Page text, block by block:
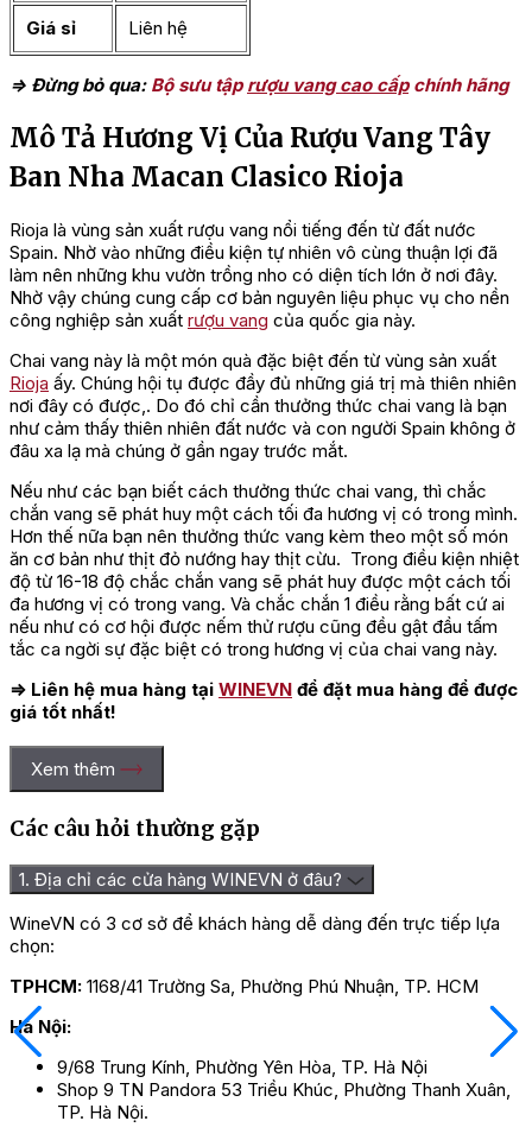
Giá sỉ
Liên hệ
=> Đừng bỏ qua: Bộ sưu tập rượu vang cao cấp chính hãng
Mô Tả Hương Vị Của Rượu Vang Tây
Ban Nha Macan Clasico Rioja
Rioja là vùng sản xuất rượu vang nổi tiếng đến từ đất nước
Spain. Nhờ vào những điều kiện tự nhiên vô cùng thuận lợi đã
làm nên những khu vườn trồng nho có diện tích lớn ở nơi đây.
Nhờ vậy chúng cung cấp cơ bản nguyên liệu phục vụ cho nền
công nghiệp sản xuất rượu vang của quốc gia này.
Chai vang này là một món quà đặc biệt đến từ vùng sản xuất
Rioja ấy. Chúng hội tụ được đầy đủ những giá trị mà thiên nhiên
nơi đây có được,. Do đó chỉ cần thưởng thức chai vang là bạn
như cảm thấy thiên nhiên đất nước và con người Spain không ở
đâu xa lạ mà chúng ở gần ngay trước mắt.
Nếu như các bạn biết cách thưởng thức chai vang, thì chắc
chắn vang sẽ phát huy một cách tối đa hương vị có trong mình.
Hơn thế nữa bạn nên thưởng thức vang kèm theo một số món
ăn cơ bản như thịt đỏ nướng hay thịt cừu. Trong điều kiện nhiệt
độ từ 16-18 độ chắc chắn vang sẽ phát huy được một cách tối
đa hương vị có trong vang. Và chắc chắn 1 điều rằng bất cứ ai
nếu như có cơ hội được nếm thử rượu cũng đều gật đầu tấm
tắc ca ngời sự đặc biệt có trong hương vị của chai vang này.
⇒ Liên hệ mua hàng tại WINEVN để đặt mua hàng để được
giá tốt nhất!
Xem thêm
Các câu hỏi thường gặp
1. Địa chỉ các cửa hàng WINEVN ở đâu?
WineVN có 3 cơ sở để khách hàng dễ dàng đến trực tiếp lựa
chọn:
TPHCM: 1168/41 Trường Sa, Phường Phú Nhuận, TP. HCM
Hà Nội:
9/68 Trung Kính, Phường Yên Hòa, TP. Hà Nội
Shop 9 TN Pandora 53 Triều Khúc, Phường Thanh Xuân,
TP. Hà Nội.